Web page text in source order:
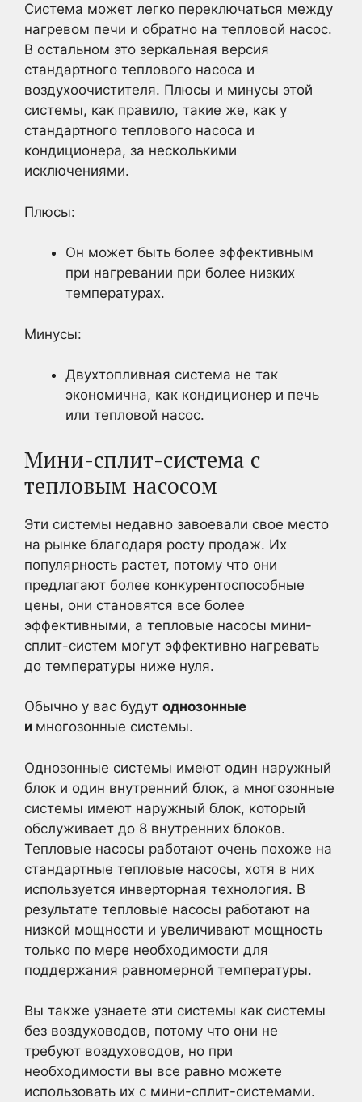
Система может легко переключаться между
нагревом печи и обратно на тепловой насос.
В остальном это зеркальная версия
стандартного теплового насоса и
воздухоочистителя. Плюсы и минусы этой
системы, как правило, такие же, как у
стандартного теплового насоса и
кондиционера, за несколькими
исключениями.
Плюсы:
Он может быть более эффективным
при нагревании при более низких
температурах.
Минусы:
Двухтопливная система не так
экономична, как кондиционер и печь
или тепловой насос.
Мини-сплит-система с
тепловым насосом
Эти системы недавно завоевали свое место
на рынке благодаря росту продаж. Их
популярность растет, потому что они
предлагают более конкурентоспособные
цены, они становятся все более
эффективными, а тепловые насосы мини-
сплит-систем могут эффективно нагревать
до температуры ниже нуля.
Обычно у вас будут однозонные
и многозонные системы.
Однозонные системы имеют один наружный
блок и один внутренний блок, а многозонные
системы имеют наружный блок, который
обслуживает до 8 внутренних блоков.
Тепловые насосы работают очень похоже на
стандартные тепловые насосы, хотя в них
используется инверторная технология. В
результате тепловые насосы работают на
низкой мощности и увеличивают мощность
только по мере необходимости для
поддержания равномерной температуры.
Вы также узнаете эти системы как системы
без воздуховодов, потому что они не
требуют воздуховодов, но при
необходимости вы все равно можете
использовать их с мини-сплит-системами.